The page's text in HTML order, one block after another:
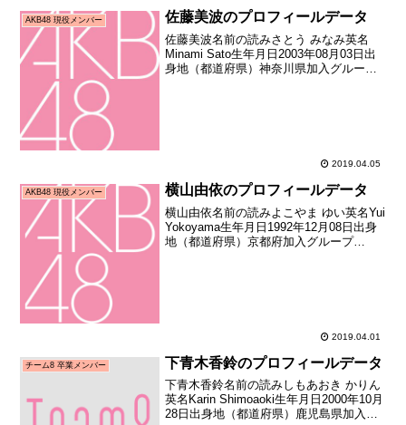
AKB48 現役メンバー 佐藤美波のプロフィールデータ
佐藤美波名前の読みさとう みなみ英名
Minami Sato生年月日2003年08月03日出
身地（都道府県）神奈川県加入グループ
2019.04.05
AKB48 現役メンバー 横山由依のプロフィールデータ
横山由依名前の読みよこやま ゆい英名Yui
Yokoyama生年月日1992年12月08日出身
地（都道府県）京都府加入グループ
2019.04.01
チーム8 卒業メンバー 下青木香鈴のプロフィールデータ
下青木香鈴名前の読みしもあおき かりん
英名Karin Shimoaoki生年月日2000年10月
28日出身地（都道府県）鹿児島県加入グ